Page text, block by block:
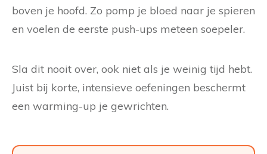
boven je hoofd. Zo pomp je bloed naar je spieren
en voelen de eerste push-ups meteen soepeler.
Sla dit nooit over, ook niet als je weinig tijd hebt.
Juist bij korte, intensieve oefeningen beschermt
een warming-up je gewrichten.